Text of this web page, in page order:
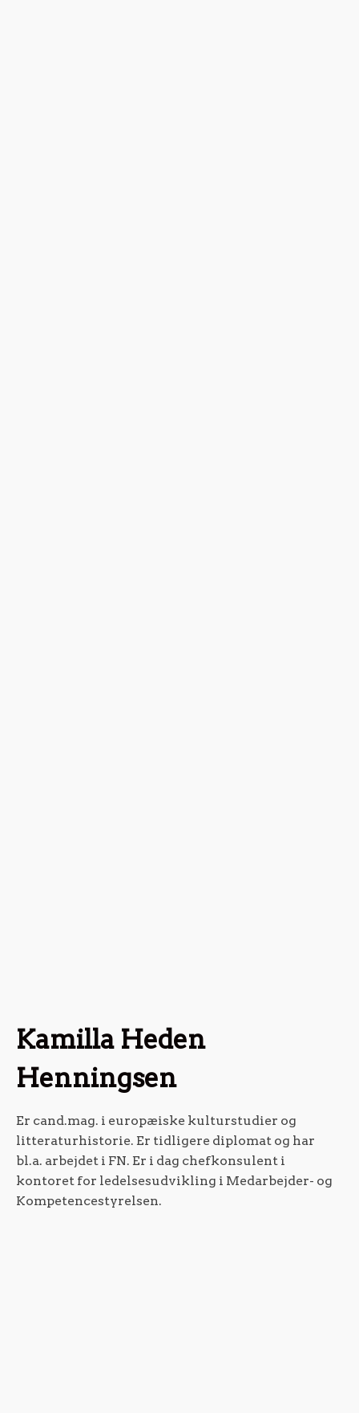
Kamilla Heden
Henningsen
Er cand.mag. i europæiske kulturstudier og
litteraturhistorie. Er tidligere diplomat og har
bl.a. arbejdet i FN. Er i dag chefkonsulent i
kontoret for ledelsesudvikling i Medarbejder- og
Kompetencestyrelsen.